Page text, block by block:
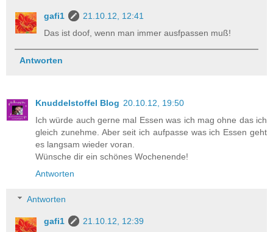
gafi1
21.10.12, 12:41
Das ist doof, wenn man immer ausfpassen muß!
Antworten
Knuddelstoffel Blog 20.10.12, 19:50
Ich würde auch gerne mal Essen was ich mag ohne das ich
gleich zunehme. Aber seit ich aufpasse was ich Essen geht
es langsam wieder voran.
Wünsche dir ein schönes Wochenende!
Antworten
Antworten
gafi1
21.10.12, 12:39